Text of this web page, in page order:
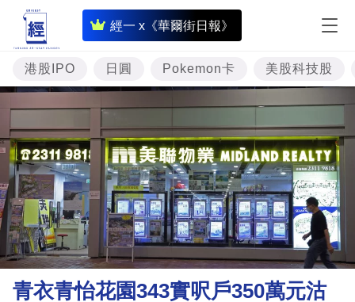
經一 x《華爾街日報》
即
時
財
經
專
題
投
資
樓
市
理
財
港股IPO 日圓 Pokemon卡 美股科技股
青衣青怡花園343實呎戶350萬元沽